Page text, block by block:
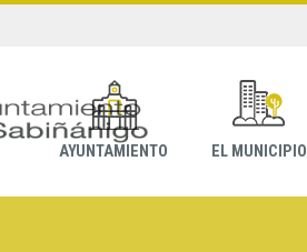
AYUNTAMIENTO EL MUNICIPIO